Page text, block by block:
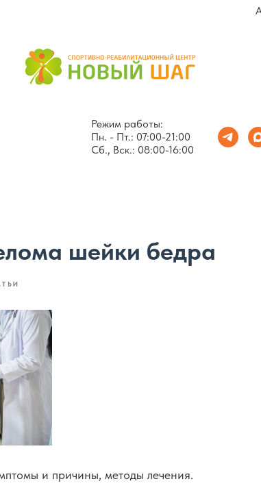
Режим работы:
Пн. - Пт.: 07:00-21:00
Сб., Вск.: 08:00-16:00
шейки бедра
и причины, методы лечения.